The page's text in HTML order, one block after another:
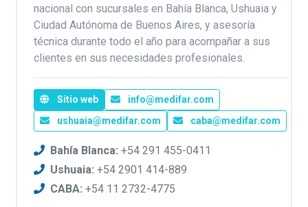
nacional con sucursales en Bahía Blanca, Ushuaia y
Ciudad Autónoma de Buenos Aires, y asesoría
técnica durante todo el año para acompañar a sus
clientes en sus necesidades profesionales.
Sitio web
info@medifar.com
ushuaia@medifar.com
caba@medifar.com
Bahía Blanca: +54 291 455-0411
Ushuaia: +54 2901 414-889
CABA: +54 11 2732-4775